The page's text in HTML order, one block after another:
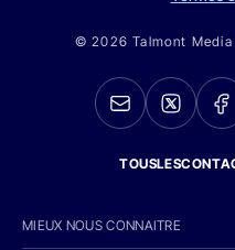
© 2026 Talmont
MIEUX NOUS CONNAITRE